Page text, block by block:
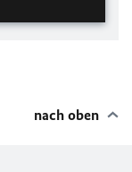
nach oben